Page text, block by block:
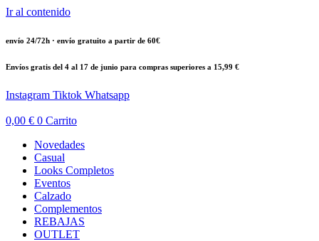
Ir al contenido
envío 24/72h · envío gratuito a partir de 60€
Envíos gratis del 4 al 17 de junio para compras superiores a 15,99 €
Instagram Tiktok Whatsapp
0,00 € 0 Carrito
Novedades
Casual
Looks Completos
Eventos
Calzado
Complementos
REBAJAS
OUTLET